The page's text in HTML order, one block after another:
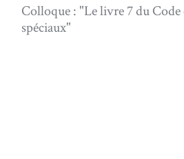
Colloque : "Le livre 7 du
spéciaux"